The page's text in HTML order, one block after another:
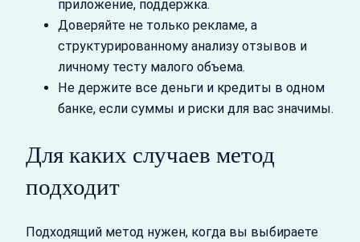
приложение, поддержка.
Доверяйте не только рекламе, а
структурированному анализу отзывов и
личному тесту малого объема.
Не держите все деньги и кредиты в одном
банке, если суммы и риски для вас значимы.
Для каких случаев метод
подходит
Подходящий метод нужен, когда вы выбираете